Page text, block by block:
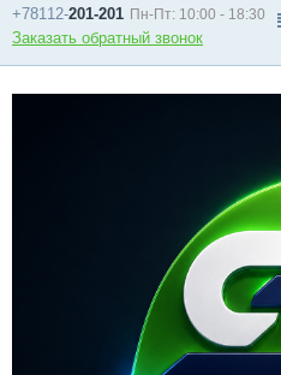
+78112-201-201 Пн-Пт: 10:00 - 18:30
Заказать обратный звонок